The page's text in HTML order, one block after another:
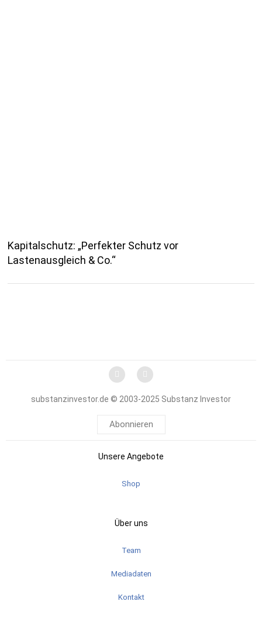
Kapitalschutz: „Perfekter Schutz vor
Lastenausgleich & Co.“
substanzinvestor.de © 2003-2025 Substanz Investor
Abonnieren
Unsere Angebote
Shop
Über uns
Team
Mediadaten
Kontakt